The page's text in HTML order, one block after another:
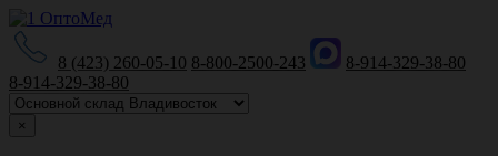
8 (423) 260-05-10 8-800-2500-243
8-914-329-38-80
8-914-329-38-80
×